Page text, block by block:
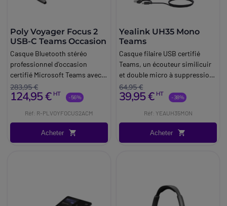
Poly Voyager Focus 2
USB-C Teams Occasion
Casque Bluetooth stéréo
professionnel d'occasion
certifié Microsoft Teams avec
réduction active du bruit et
adaptateur USB-C vers USB-A.
garanti 1 an.
283,95 €
124,95 € HT -56%
Réf: R-PLVOYFOCUS2ACM
Acheter
Yealink UH35 Mono
Teams
Casque filaire USB certifié
Teams, un écouteur similicuir
et double micro à suppression
de bruit
64,95 €
39,95 € HT -38%
Réf: YEAUH35MON
Acheter